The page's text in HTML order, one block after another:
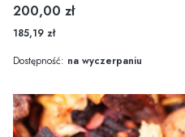
Cena
200,00 zł
185,19 zł
Dostępność: na wyczerpaniu